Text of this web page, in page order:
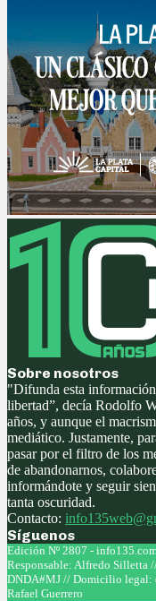
Sobre nosotros
"Difunda esta
libertad”, decía Rodolfo
años, y aunque el
mediático. Justamente,
pasar por el filtro de los
de abandonarnos,
informándote y seguir
tanta oscuridad.
Contacto:
Síguenos
Facebook
Twitter
Instagram
Youtube
Edición Nº 2807 -
Responsable: Alfredo Silletta
DNDA#MJ // Domicilio legal:
Rafael Guerrero